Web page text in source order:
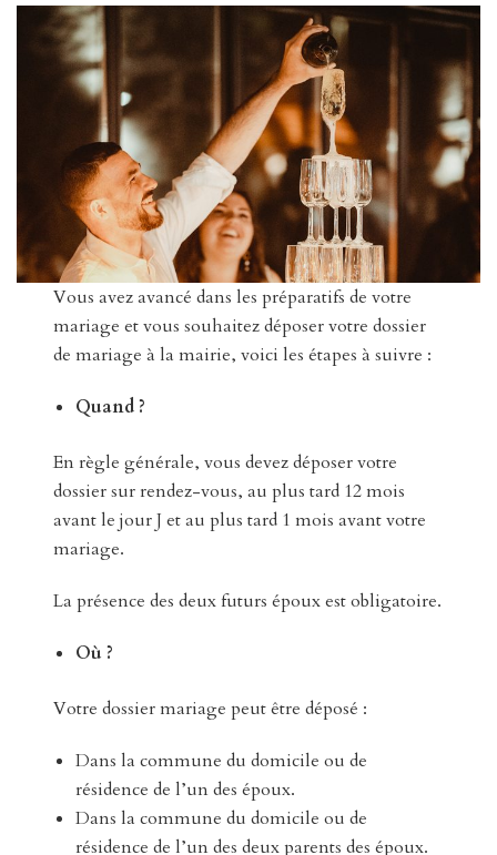
:
Quand
déposer
mon
dossier
de
mariage
à
la
mairie
?
Vous avez avancé dans les préparatifs de votre
mariage et vous souhaitez déposer votre dossier
de mariage à la mairie, voici les étapes à suivre :
Quand ?
En règle générale, vous devez déposer votre
dossier sur rendez-vous, au plus tard 12 mois
avant le jour J et au plus tard 1 mois avant votre
mariage.
La présence des deux futurs époux est obligatoire.
Où ?
Votre dossier mariage peut être déposé :
Dans la commune du domicile ou de
résidence de l’un des époux.
Dans la commune du domicile ou de
résidence de l’un des deux parents des époux.